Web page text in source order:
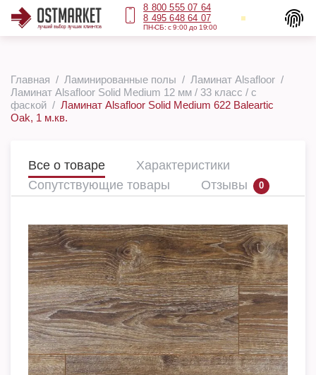
8 800 555 07 64
8 495 648 64 07
ПН-СБ: с 9:00 до 19:00
Главная Ламинированные полы
Ламинат Alsafloor
Ламинат Alsafloor Solid Medium 12 мм / 33 класс / с
фаской
Ламинат Alsafloor Solid Medium 622 Baleartic
Oak, 1 м.кв.
Все о товаре
Характеристики
Сопутствующие товары
Отзывы 0